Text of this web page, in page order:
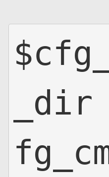
_dir